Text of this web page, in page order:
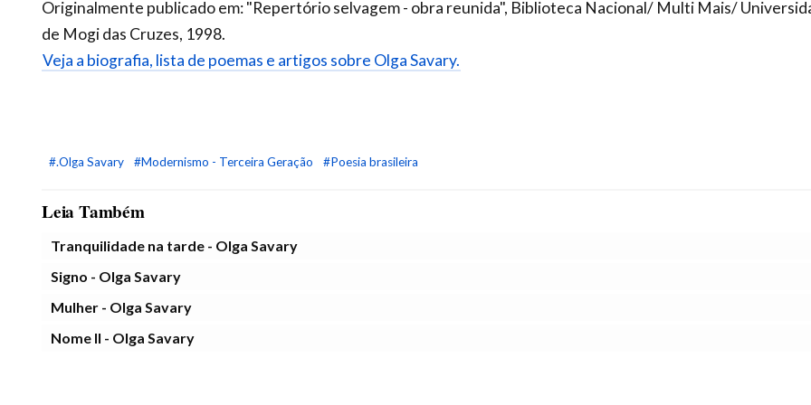
Originalmente publicado em: "Repertório selvagem - obra reunida", Biblioteca Nacional/ Multi Mais/
de Mogi das Cruzes, 1998.
Veja a biografia, lista de poemas e artigos sobre Olga Savary.
#.Olga Savary #Modernismo - Terceira Geração #Poesia brasileira
Leia Também
Tranquilidade na tarde - Olga Savary
Signo - Olga Savary
Mulher - Olga Savary
Nome II - Olga Savary